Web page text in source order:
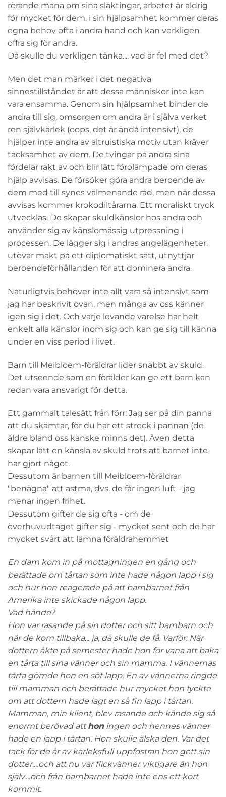
rörande måna om sina släktingar, arbetet är aldrig
för mycket för dem, i sin hjälpsamhet kommer deras
egna behov ofta i andra hand och kan verkligen
offra sig för andra.
Då skulle du verkligen tänka.... vad är fel med det?
Men det man märker i det negativa
sinnestillståndet är att dessa människor inte kan
vara ensamma. Genom sin hjälpsamhet binder de
andra till sig, omsorgen om andra är i själva verket
ren självkärlek (oops, det är ändå intensivt), de
hjälper inte andra av altruistiska motiv utan kräver
tacksamhet av dem. De tvingar på andra sina
fördelar rakt av och blir lätt förolämpade om deras
hjälp avvisas. De försöker göra andra beroende av
dem med till synes välmenande råd, men när dessa
avvisas kommer krokodiltårarna. Ett moraliskt tryck
utvecklas. De skapar skuldkänslor hos andra och
använder sig av känslomässig utpressning i
processen. De lägger sig i andras angelägenheter,
utövar makt på ett diplomatiskt sätt, utnyttjar
beroendeförhållanden för att dominera andra.
Naturligtvis behöver inte allt vara så intensivt som
jag har beskrivit ovan, men många av oss känner
igen sig i det. Och varje levande varelse har helt
enkelt alla känslor inom sig och kan ge sig till känna
under en viss period i livet.
Barn till Meibloem-föräldrar lider snabbt av skuld.
Det utseende som en förälder kan ge ett barn kan
redan vara ansvarigt för detta.
Ett gammalt talesätt från förr: Jag ser på din panna
att du skämtar, för du har ett streck i pannan (de
äldre bland oss kanske minns det). Även detta
skapar lätt en känsla av skuld trots att barnet inte
har gjort något.
Dessutom är barnen till Meibloem-föräldrar
"benägna" att astma, dvs. de får ingen luft - jag
menar ingen frihet.
Dessutom gifter de sig ofta - om de
överhuvudtaget gifter sig - mycket sent och de har
mycket svårt att lämna föräldrahemmet
En dam kom in på mottagningen en gång och
berättade om tårtan som inte hade någon lapp i sig
och hur hon reagerade på att barnbarnet från
Amerika inte skickade någon lapp.
Vad hände?
Hon var rasande på sin dotter och sitt barnbarn och
när de kom tillbaka... ja, då skulle de få. Varför: När
dottern åkte på semester hade hon för vana att baka
en tårta till sina vänner och sin mamma. I vännernas
tårta gömde hon en söt lapp. En av vännerna ringde
till mamman och berättade hur mycket hon tyckte
om att dottern hade lagt en så fin lapp i tårtan.
Mamman, min klient, blev rasande och kände sig så
enormt berövad atthoningen och hennes vänner
hade en lapp i tårtan. Hon skulle älska den. Var det
tack för de år av kärleksfull uppfostran hon gett sin
dotter....och att nu var flickvänner viktigare än hon
själv....och från barnbarnet hade inte ens ett kort
kommit.